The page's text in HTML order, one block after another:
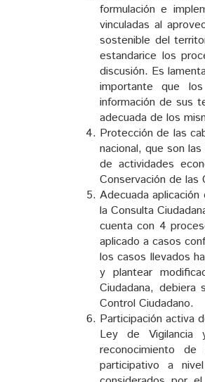
formulación e
vinculadas al
sostenible del
estandarice los
discusión. Es
importante que
información de sus
adecuada de los
Protección de las
nacional, que son
de actividades
Conservación de las
Adecuada
la Consulta
cuenta con 4
aplicado a casos
los casos llevados
y plantear
Ciudadana,
Control Ciudadano.
Participación activa
Ley de Vigilancia
reconocimiento
participativo a